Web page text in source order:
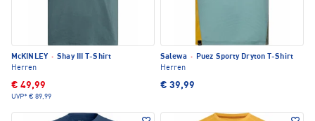
McKINLEY · Shay III T-Shirt
Herren
€ 49,99
UVP* € 89,99
Salewa · Puez Sporty Dryton T-Shirt
Herren
€ 39,99